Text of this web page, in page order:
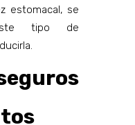
estomacal, se
tipo de